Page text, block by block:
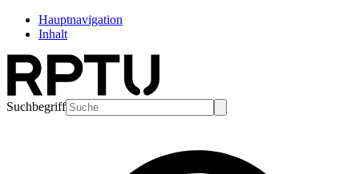
Hauptnavigation
Inhalt
Suchbegriff